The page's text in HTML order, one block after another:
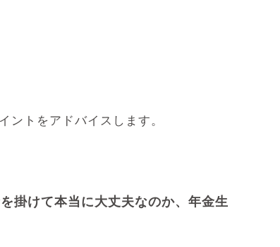
ントをアドバイスします。
掛けて本当に大丈夫なのか、年金生